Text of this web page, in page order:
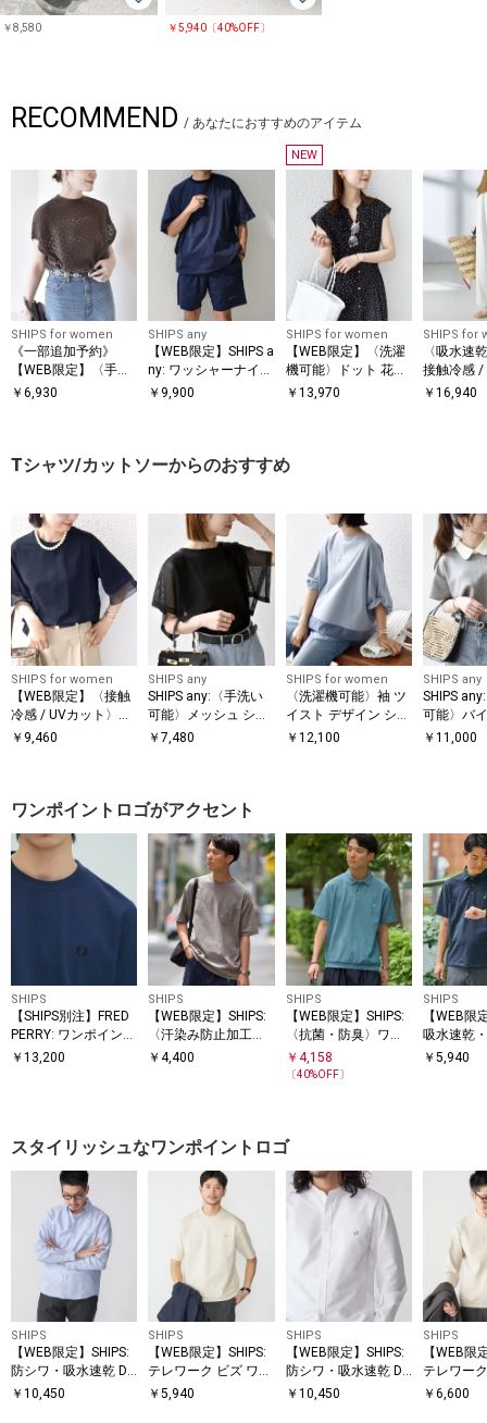
￥8,580 ￥5,940〔40%OFF〕
RECOMMEND / あなたにおすすめのアイテム
SHIPS for women
《一部追加予約》
【WEB限定】〈手洗
い可能〉アイレット
￥ 6,930
SHIPS any
【WEB限定】SHIPS a
ny: ワッシャーナイロ
ン スピンドル Tシャ
￥ 9,900
NEW
SHIPS for women
【WEB限定】〈洗濯
機可能〉ドット 花柄
サイド プリーツ フレ
￥ 13,970
SHIPS for
〈吸水速
接触冷感 /
能〉ツイ
￥16,940
Tシャツ/カットソーからのおすすめ
SHIPS for women
【WEB限定】〈接触
冷感 / UVカット〉シ
アー オーガンジー コ
￥ 9,460
SHIPS any
SHIPS any:〈手洗い
可能〉メッシュ シア
ー ハンカチ スリーブ
￥7,480
SHIPS for women
〈洗濯機可能〉袖 ツ
イスト デザイン シア
ー ドッキング TEE
￥ 12,100
SHIPS any
SHIPS
可能〉バ
ョートス
￥11,000
ワンポイントロゴがアクセント
SHIPS
【SHIPS別注】FRED
PERRY: ワンポイント
ロゴ ピケ Tシャツ 26
￥ 13,200
SHIPS
【WEB限定】SHIPS:
〈汗染み防止加工〉
ワンポイントロゴ ビ
￥4,400
SHIPS
【WEB限定】SHIPS:
〈抗菌・防臭〉ワン
ポイントロゴ バーズ
アイ 半袖 ポロシャツ
￥ 4,158
〔40%OFF〕
SHIPS
【WEB限
吸水速乾
ymix（R
￥5,940
スタイリッシュなワンポイントロゴ
SHIPS
【WEB限定】SHIPS:
防シワ・吸水速乾 Dr
ymix(R) ワンポイン
￥ 10,450
SHIPS
【WEB限定】SHIPS:
テレワーク ビズ ワン
ポイントロゴ ポンチ
￥5,940
SHIPS
【WEB限定】SHIPS:
防シワ・吸水速乾 Dr
ymix(R) ワンポイン
￥ 10,450
SHIPS
【WEB限
テレワー
ポイント
￥6,600